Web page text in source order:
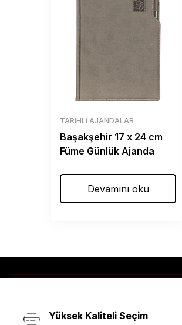
TARIHLI AJANDALAR
Başakşehir 17 x 24 cm
Füme Günlük Ajanda
Devamını oku
Yüksek Kaliteli Seçim